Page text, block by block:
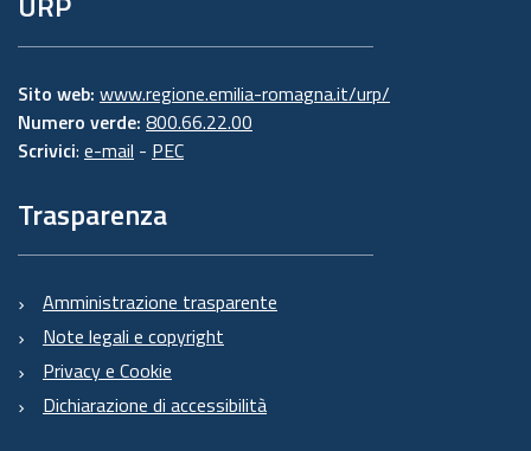
Sito web: www.regione.emilia-romagna.it/urp/
Numero verde: 800.66.22.00
Scrivici: e-mail - PEC
Trasparenza
Amministrazione trasparente
Note legali e copyright
Privacy e Cookie
Dichiarazione di accessibilità